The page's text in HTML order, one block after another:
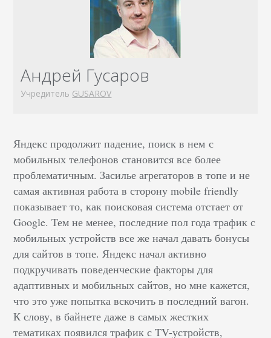
Андрей Гусаров
Учредитель GUSAROV
Яндекс продолжит падение, поиск в нем с
мобильных телефонов становится все более
проблематичным. Засилье агрегаторов в топе и не
самая активная работа в сторону mobile friendly
показывает то, как поисковая система отстает от
Google. Тем не менее, последние пол года трафик с
мобильных устройств все же начал давать бонусы
для сайтов в топе. Яндекс начал активно
подкручивать поведенческие факторы для
адаптивных и мобильных сайтов, но мне кажется,
что это уже попытка вскочить в последний вагон.
К слову, в байнете даже в самых жестких
тематиках появился трафик с TV-устройств,